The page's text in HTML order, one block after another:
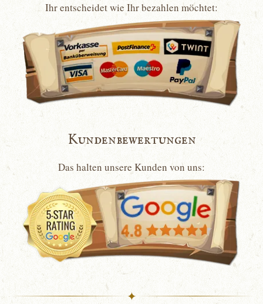
Ihr entscheidet wie Ihr bezahlen möchtet:
Kundenbewertungen
Das halten unsere Kunden von uns:
✦